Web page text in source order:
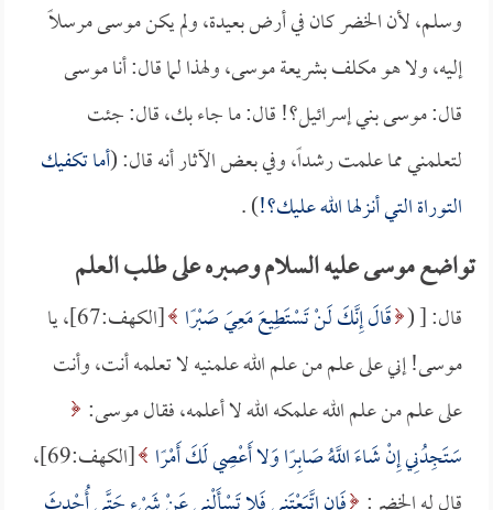
وسلم، لأن الخضر كان في أرض بعيدة، ولم يكن موسى مرسلاً
إليه، ولا هو مكلف بشريعة موسى، ولهذا لما قال: أنا موسى
قال: موسى بني إسرائيل؟! قال: ما جاء بك، قال: جئت
لتعلمني مما علمت رشداً، وفي بعض الآثار أنه قال: (أما تكفيك
التوراة التي أنزلها الله عليك؟!) .
تواضع موسى عليه السلام وصبره على طلب العلم
قال: [ ( قَالَ إِنَّكَ لَنْ تَسْتَطِيعَ مَعِيَ صَبْرًا
[الكهف:67]، يا
موسى! إني على علم من علم الله علمنيه لا تعلمه أنت، وأنت
على علم من علم الله علمكه الله لا أعلمه، فقال موسى:
سَتَجِدُنِي إِنْ شَاءَ اللَّهُ صَابِرًا وَلا أَعْصِي لَكَ أَمْرًا
[الكهف:69]،